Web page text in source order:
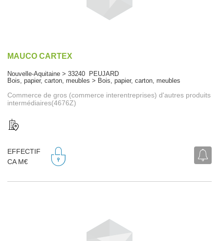
MAUCO CARTEX
Nouvelle-Aquitaine > 33240 PEUJARD
Bois, papier, carton, meubles > Bois, papier, carton, meubles
Commerce de gros (commerce interentreprises) d'autres produits
intermédiaires(4676Z)
EFFECTIF
CA M€